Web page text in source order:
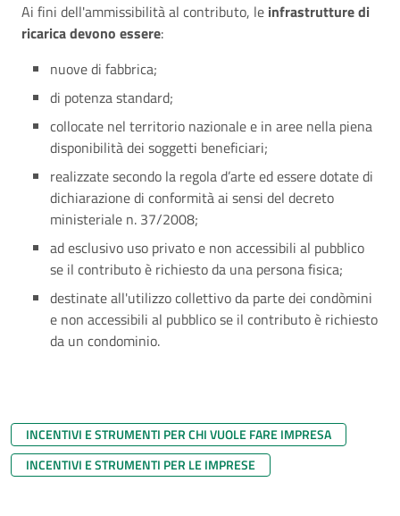
Ai fini dell'ammissibilità al contributo, le infrastrutture di
ricarica devono essere:
nuove di fabbrica;
di potenza standard;
collocate nel territorio nazionale e in aree nella piena
disponibilità dei soggetti beneficiari;
realizzate secondo la regola d’arte ed essere dotate di
dichiarazione di conformità ai sensi del decreto
ministeriale n. 37/2008;
ad esclusivo uso privato e non accessibili al pubblico
se il contributo è richiesto da una persona fisica;
destinate all'utilizzo collettivo da parte dei condòmini
e non accessibili al pubblico se il contributo è richiesto
da un condominio.
INCENTIVI E STRUMENTI PER CHI VUOLE FARE IMPRESA
INCENTIVI E STRUMENTI PER LE IMPRESE